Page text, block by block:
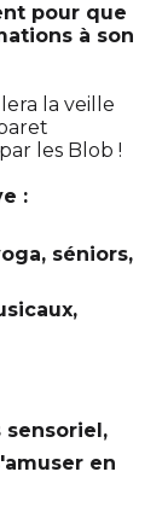
pour que
à son
la veille
les Blob !
:
séniors,
en